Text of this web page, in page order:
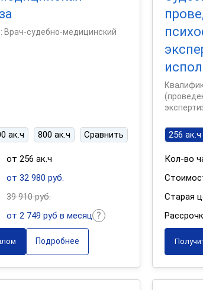
Врач-судебно-медицинский
ак.ч 800 ак.ч Сравнить
от 256 ак.ч
от 32 980 руб.
39 910 руб.
от 2 749 руб в месяц
Подробнее
256 ак.ч
Кол-во
Старая